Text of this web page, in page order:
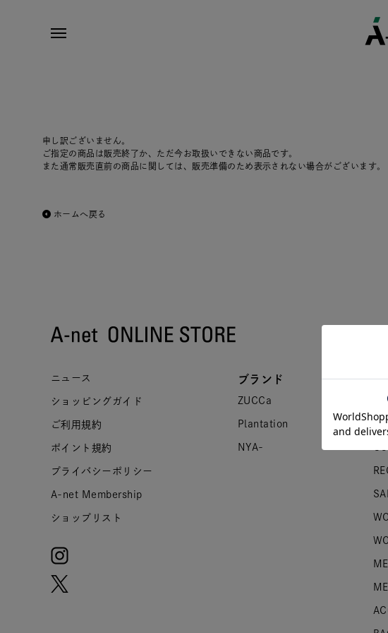
申し訳ございません。
ご指定の商品は販売終了か、ただ今お取扱いできない商品です。
また通常販売直前の商品に関しては、販売準備のため表示されない場合がございます。
ホームへ戻る
ニュース
ショッピングガイド
ご利用規約
ポイント規約
プライバシーポリシー
A-net Membership
ショップリスト
ブランド
ZUCCa
Plantation
NYA-
カ